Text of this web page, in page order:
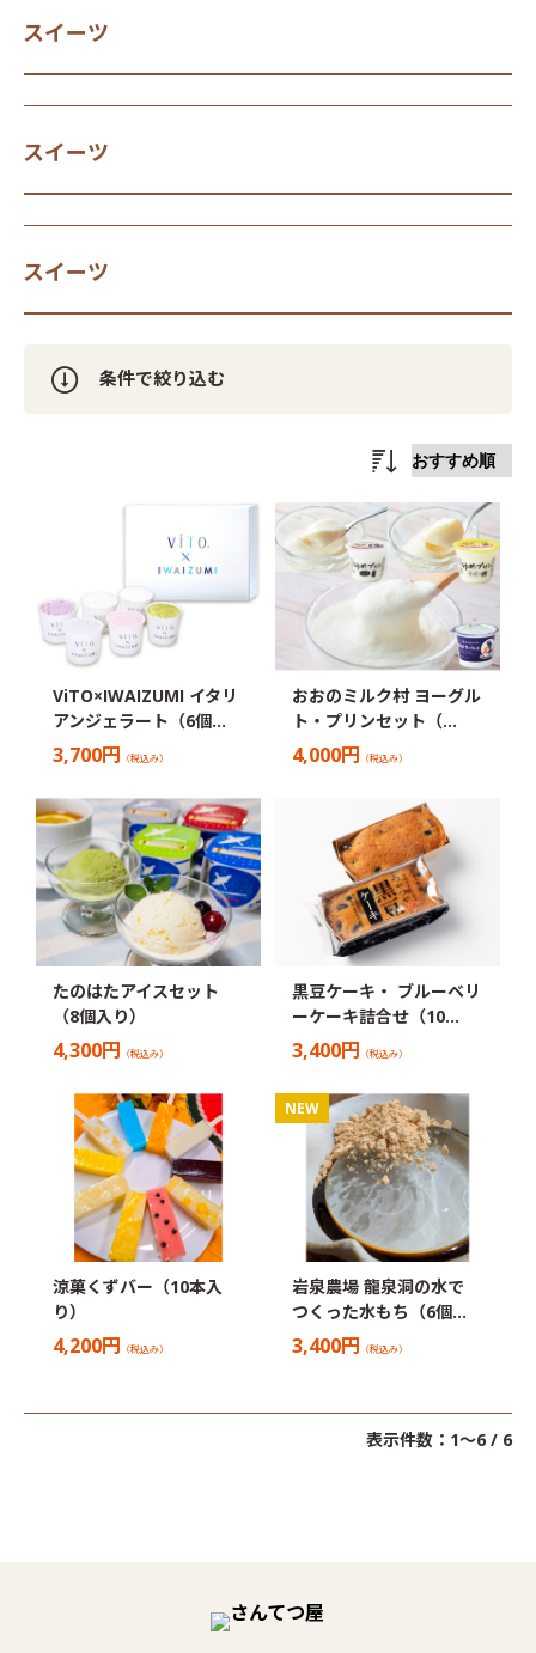
スイーツ
スイーツ
スイーツ
条件で絞り込む
ViTO×IWAIZUMI イタリ
アンジェラート（6個…
3,700円 （税込み）
おおのミルク村 ヨーグル
ト・プリンセット（…
4,000円 （税込み）
たのはたアイスセット
（8個入り）
4,300円 （税込み）
黒豆ケーキ・ ブルーベリ
ーケーキ詰合せ（10…
3,400円 （税込み）
涼菓くずバー（10本入
り）
4,200円 （税込み）
岩泉農場 龍泉洞の水で
つくった水もち（6個…
3,400円 （税込み）
表示件数：1～6 / 6